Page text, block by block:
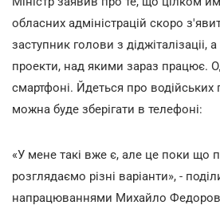
обласних адміністрацій скоро
заступник голови з діджіталізаціі,
проекти, над якими зараз працює.
смартфоні. Йдеться про водійських
можна буде зберігати в телефоні:
«У мене такі вже є, але це поки що
розглядаємо різні варіанти», -
напрацюваннями Михайло